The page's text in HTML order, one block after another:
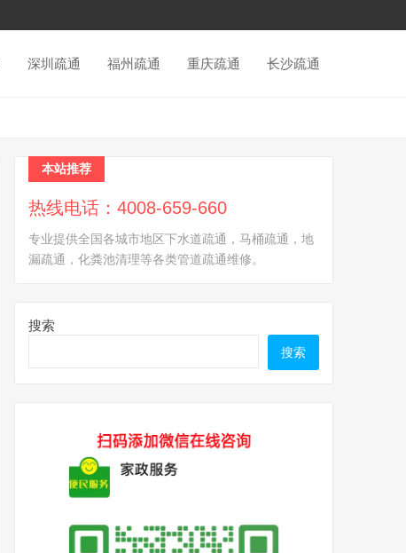
深圳疏通 福州疏通 重庆疏通 长沙疏通
本站推荐
热线电话：4008-659-660
专业提供全国各城市地区下水道疏通，马桶疏通，地
漏疏通，化粪池清理等各类管道疏通维修。
搜索
搜索